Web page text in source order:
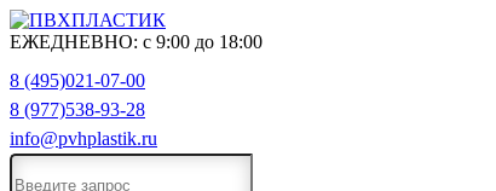
ЕЖЕДНЕВНО: с 9:00 до 18:00
8 (495)021-07-00
8 (977)538-93-28
info@pvhplastik.ru